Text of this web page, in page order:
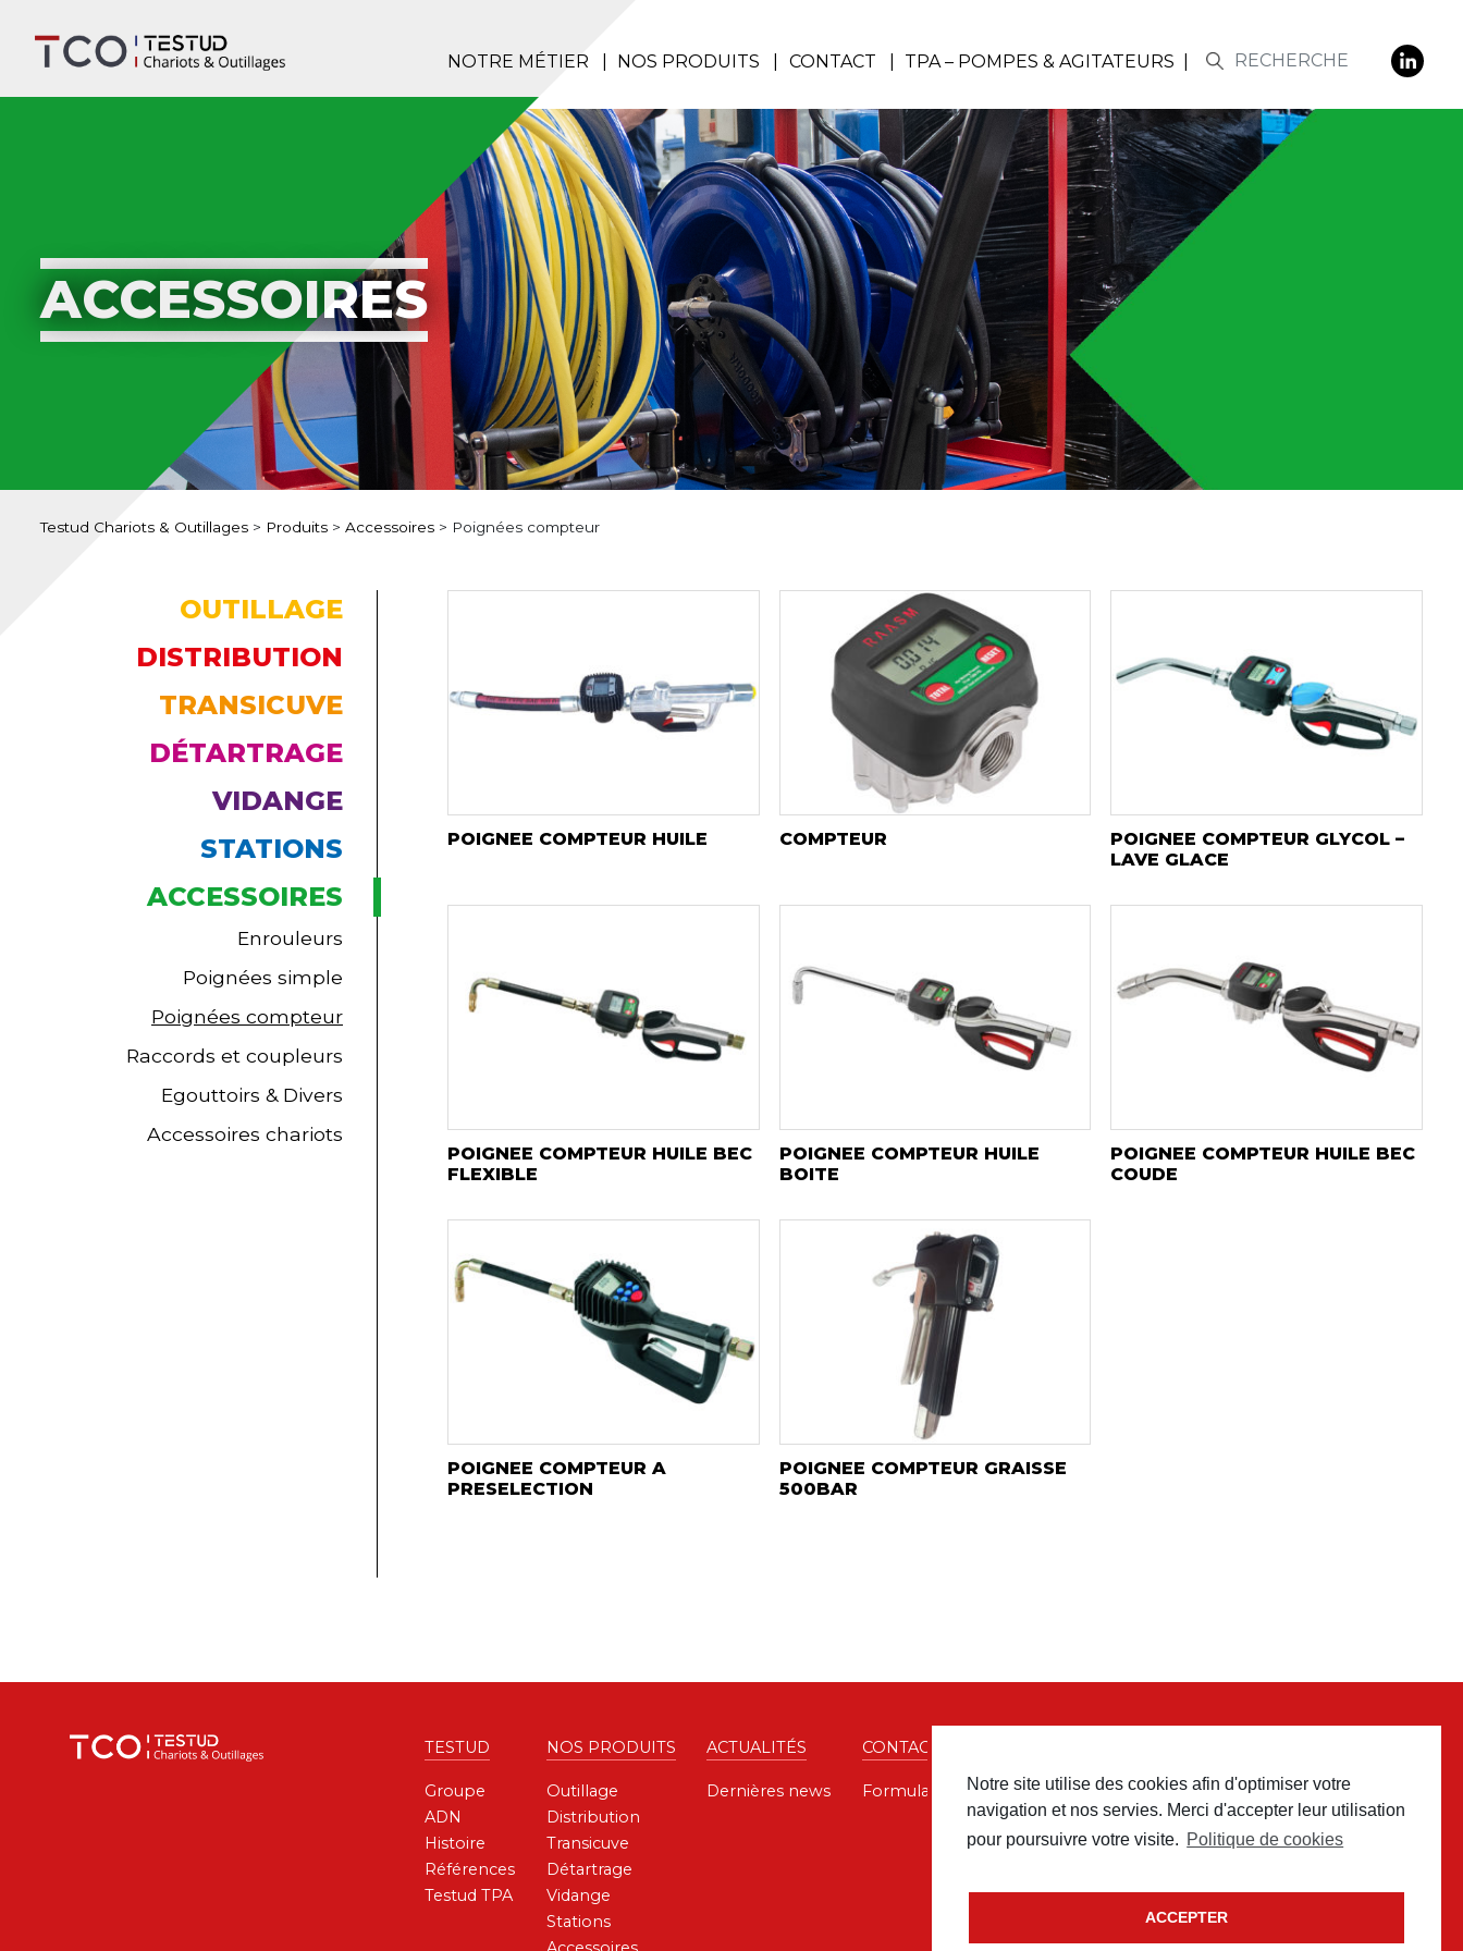
Notre site utilise des cookies afin d'optimiser votre
navigation et nos servies. Merci d'accepter leur utilisation
pour poursuivre votre visite. Politique de cookies
ACCEPTER
NOTRE MÉTIER NOS PRODUITS CONTACT TPA – POMPES & AGITATEURS
ACCESSOIRES
Testud Chariots & Outillages > Produits > Accessoires > Poignées compteur
OUTILLAGE
DISTRIBUTION
TRANSICUVE
DÉTARTRAGE
VIDANGE
STATIONS
ACCESSOIRES
Enrouleurs
Poignées simple
Poignées compteur
Raccords et coupleurs
Egouttoirs & Divers
Accessoires chariots
POIGNEE COMPTEUR HUILE COMPTEUR
POIGNEE COMPTEUR GLYCOL –
LAVE GLACE
POIGNEE COMPTEUR HUILE BEC
FLEXIBLE
POIGNEE COMPTEUR HUILE
BOITE
POIGNEE COMPTEUR HUILE BEC
COUDE
POIGNEE COMPTEUR A
PRESELECTION
POIGNEE COMPTEUR GRAISSE
500BAR
TESTUD
Groupe
ADN
Histoire
Références
Testud TPA
NOS PRODUITS
Outillage
Distribution
Transicuve
Détartrage
Vidange
Stations
ACTUALITÉS
Dernières news
CONTACT
Formulaire de contact